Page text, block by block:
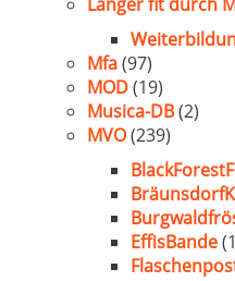
Mfa(97)
MOD(19)
Musica-DB(2)
MVO(239)
EffisBande